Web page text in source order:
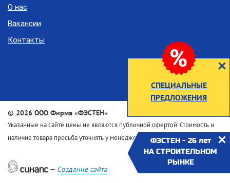
СПЕЦИАЛЬНЫЕ
ПРЕДЛОЖЕНИЯ
ФЭСТЕН - 26 лет
НА СТРОИТЕЛЬНОМ
РЫНКЕ
О нас
Вакансии
Контакты
© 2026 ООО Фирма «ФЭСТЕН»
Указанные на сайте цены не являются публичной офертой. Стоимость и
наличие товара просьба уточнять у менеджеров по телефону
— Создание сайта